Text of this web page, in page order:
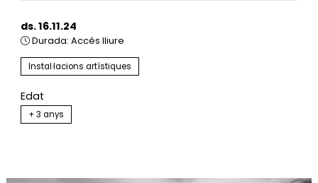
ds. 16.11.24
Durada: Accés lliure
Instal·lacions artístiques
Edat
+ 3 anys